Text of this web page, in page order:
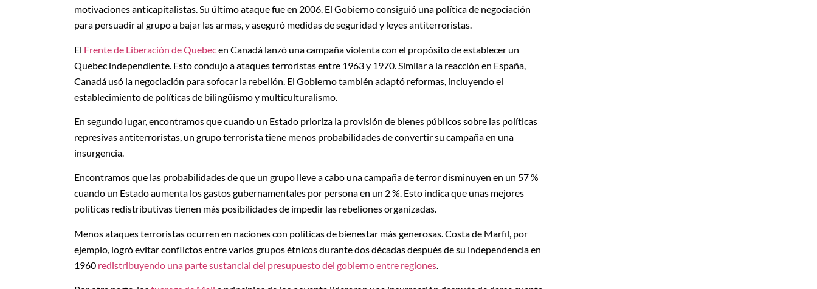
motivaciones anticapitalistas. Su último ataque fue en 2006. El Gobierno consiguió una política de negociación
para persuadir al grupo a bajar las armas, y aseguró medidas de seguridad y leyes antiterroristas.
El Frente de Liberación de Quebecen Canadá lanzó una campaña violenta con el propósito de establecer un
Quebec independiente. Esto condujo a ataques terroristas entre 1963 y 1970. Similar a la reacción en España,
Canadá usó la negociación para sofocar la rebelión. El Gobierno también adaptó reformas, incluyendo el
establecimiento de políticas de bilingüismo y multiculturalismo.
En segundo lugar, encontramos que cuando un Estado prioriza la provisión de bienes públicos sobre las políticas
represivas antiterroristas, un grupo terrorista tiene menos probabilidades de convertir su campaña en una
insurgencia.
Encontramos que las probabilidades de que un grupo lleve a cabo una campaña de terror disminuyen en un 57 %
cuando un Estado aumenta los gastos gubernamentales por persona en un 2 %. Esto indica que unas mejores
políticas redistributivas tienen más posibilidades de impedir las rebeliones organizadas.
Menos ataques terroristas ocurren en naciones con políticas de bienestar más generosas. Costa de Marfil, por
ejemplo, logró evitar conflictos entre varios grupos étnicos durante dos décadas después de su independencia en
1960 redistribuyendo una parte sustancial del presupuesto del gobierno entre regiones